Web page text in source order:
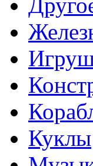
Куклы